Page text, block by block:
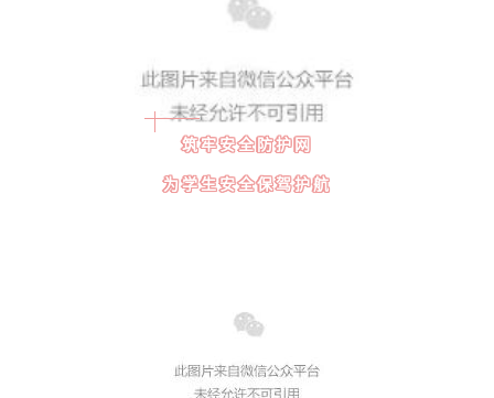
筑牢安全防护网
为学生安全保驾护航